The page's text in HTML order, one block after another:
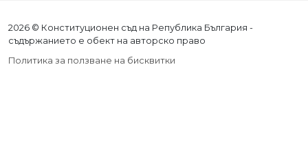
2026 © Конституционен съд на Република България -
съдържанието е обект на авторско право
Политика за ползване на бисквитки